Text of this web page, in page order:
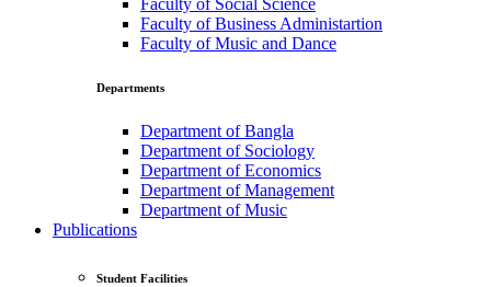
Faculty of Business Administartion
Faculty of Music and Dance
Departments
Department of Bangla
Department of Sociology
Department of Economics
Department of Management
Department of Music
Publications
Student Facilities